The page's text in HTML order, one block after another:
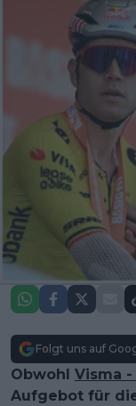
Folgt uns auf
Obwohl Visma -
Aufgebot für